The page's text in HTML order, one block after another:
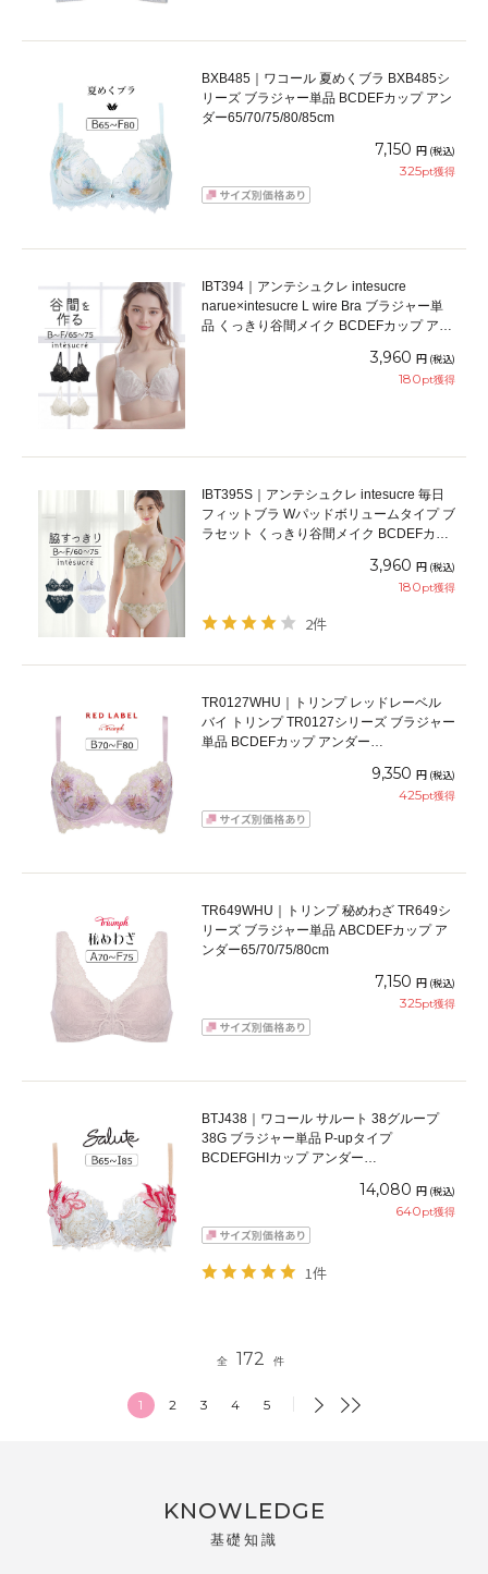
BXB485｜ワコール 夏めくブラ BXB485シ
リーズ ブラジャー単品 BCDEFカップ アン
ダー65/70/75/80/85cm
7,150 円 (税込)
325pt獲得
IBT394｜アンテシュクレ intesucre
narue×intesucre L wire Bra ブラジャー単
品 くっきり谷間メイク BCDEFカップ アン
3,960 円 (税込)
180pt獲得
IBT395S｜アンテシュクレ intesucre 毎日
フィットブラ Wパッドボリュームタイプ ブ
ラセット くっきり谷間メイク BCDEFカッ
3,960 円 (税込)
180pt獲得
2件
TR0127WHU｜トリンプ レッドレーベル
バイ トリンプ TR0127シリーズ ブラジャー
単品 BCDEFカップ アンダー
9,350 円 (税込)
425pt獲得
TR649WHU｜トリンプ 秘めわざ TR649シ
リーズ ブラジャー単品 ABCDEFカップ ア
ンダー65/70/75/80cm
7,150 円 (税込)
325pt獲得
BTJ438｜ワコール サルート 38グループ
38G ブラジャー単品 P-upタイプ
BCDEFGHIカップ アンダー
14,080 円 (税込)
640pt獲得
1件
全 172 件
1 2 3 4 5
KNOWLEDGE
基礎知識